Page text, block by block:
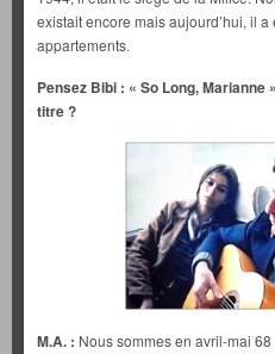
existait encore mais aujourd’hui, il
appartements.
Pensez Bibi : « So Long, Marianne
titre ?
M.A. : Nous sommes en avril-mai